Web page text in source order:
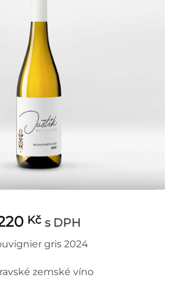
Kč s DPH
gris 2024
zemské víno